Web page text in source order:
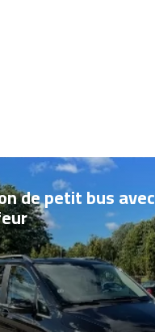
de petit bus avec